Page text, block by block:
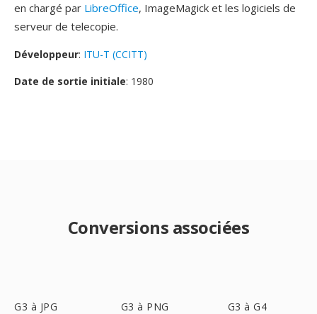
en chargé par LibreOffice, ImageMagick et les logiciels de
serveur de telecopie.
Développeur: ITU-T (CCITT)
Date de sortie initiale: 1980
Conversions associées
G3 à JPG G3 à PNG G3 à G4